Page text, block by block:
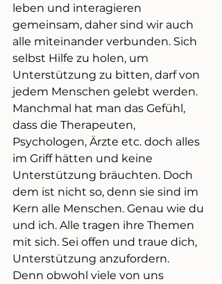
leben und interagieren
gemeinsam, daher sind wir auch
alle miteinander verbunden. Sich
selbst Hilfe zu holen, um
Unterstützung zu bitten, darf von
jedem Menschen gelebt werden.
Manchmal hat man das Gefühl,
dass die Therapeuten,
Psychologen, Ärzte etc. doch alles
im Griff hätten und keine
Unterstützung bräuchten. Doch
dem ist nicht so, denn sie sind im
Kern alle Menschen. Genau wie du
und ich. Alle tragen ihre Themen
mit sich. Sei offen und traue dich,
Unterstützung anzufordern.
Denn obwohl viele von uns